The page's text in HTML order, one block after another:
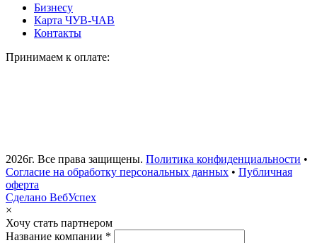
Бизнесу
Карта ЧУВ-ЧАВ
Контакты
Принимаем к оплате:
2026г. Все права защищены. Политика конфиденциальности •
Согласие на обработку персональных данных • Публичная
оферта
Сделано ВебУспех
×
Хочу стать партнером
Название компании *